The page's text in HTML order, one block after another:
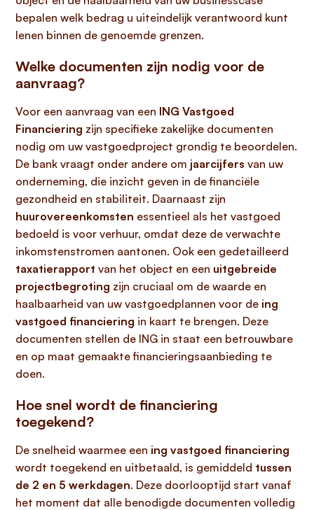
bepalen welk bedrag u uiteindelijk verantwoord kunt
lenen binnen de genoemde grenzen.
Welke documenten zijn nodig voor de
aanvraag?
Voor een aanvraag van een ING Vastgoed
Financiering zijn specifieke zakelijke documenten
nodig om uw vastgoedproject grondig te beoordelen.
De bank vraagt onder andere om jaarcijfers van uw
onderneming, die inzicht geven in de financiële
gezondheid en stabiliteit. Daarnaast zijn
huurovereenkomsten essentieel als het vastgoed
bedoeld is voor verhuur, omdat deze de verwachte
inkomstenstromen aantonen. Ook een gedetailleerd
taxatierapport van het object en een uitgebreide
projectbegroting zijn cruciaal om de waarde en
haalbaarheid van uw vastgoedplannen voor de ing
vastgoed financiering in kaart te brengen. Deze
documenten stellen de ING in staat een betrouwbare
en op maat gemaakte financieringsaanbieding te
doen.
Hoe snel wordt de financiering
toegekend?
De snelheid waarmee een ing vastgoed financiering
wordt toegekend en uitbetaald, is gemiddeld tussen
de 2 en 5 werkdagen. Deze doorlooptijd start vanaf
het moment dat alle benodigde documenten volledig